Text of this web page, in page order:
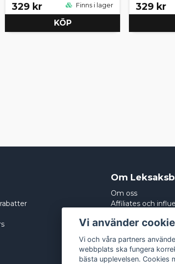
329 kr Finns i lager
KÖP
329 kr
Om
Om oss
Affiliates och
Integritetspolicy
Vi använder
Vi och våra partners
webbplats ska fungera
bästa upplevelsen. Cookies